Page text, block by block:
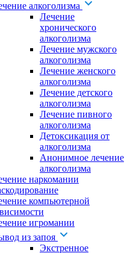
алкоголизма
Лечение
хронического
алкоголизма
Лечение мужского
алкоголизма
Лечение женского
алкоголизма
Лечение детского
алкоголизма
Лечение пивного
алкоголизма
Детоксикация от
алкоголизма
Анонимное лечение
алкоголизма
наркомании
компьютерной
игромании
из запоя
Экстренное